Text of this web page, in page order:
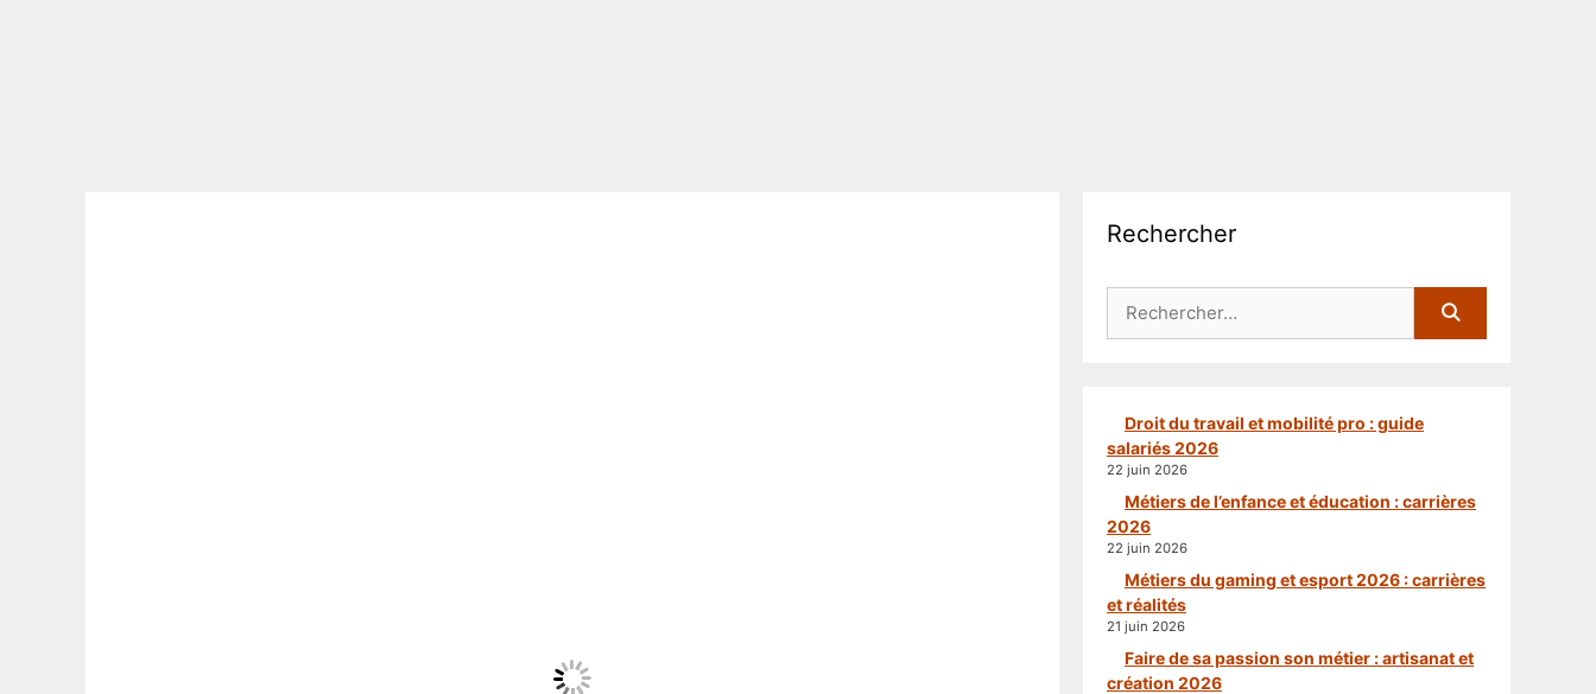
Rechercher
Droit du travail et mobilité pro : guide
salariés 2026
22 juin 2026
Métiers de l’enfance et éducation : carrières
2026
22 juin 2026
Métiers du gaming et esport 2026 : carrières
et réalités
21 juin 2026
Faire de sa passion son métier : artisanat et
création 2026